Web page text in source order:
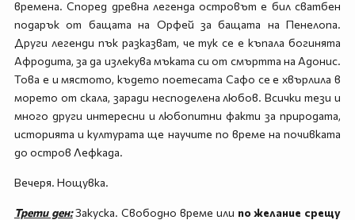
времена. Според древна легенда островът е бил сватбен
подарък от бащата на Орфей за бащата на Пенелопа.
Други легенди пък разказват, че тук се е къпала богинята
Афродита, за да излекува мъката си от смъртта на Адонис.
Това е и мястото, където поетесата Сафо се е хвърлила в
морето от скала, заради несподелена любов. Всички тези и
много други интересни и любопитни факти за природата,
историята и културата ще научите по време на почивката
до остров Лефкада.
Вечеря. Нощувка.
Трети ден:Закуска. Свободно време или по желание срещу